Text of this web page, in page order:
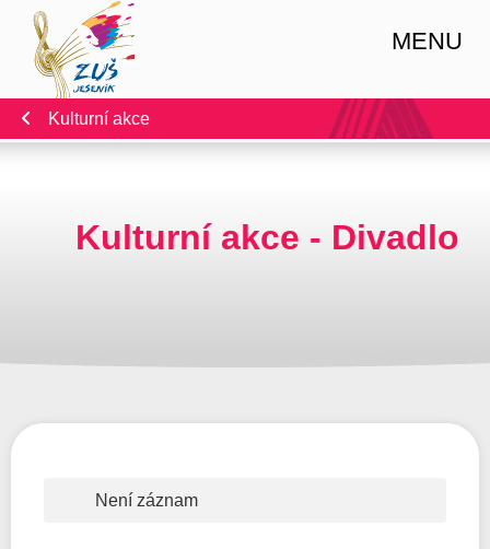
MENU
Kulturní akce
Kulturní akce - Divadlo
Není záznam